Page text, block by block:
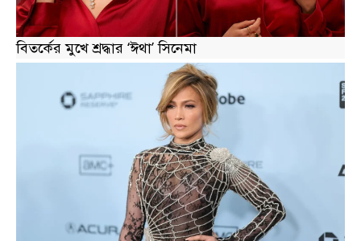
বিতর্কের মুখে শ্রদ্ধার ‘ঈথা’ সিনেমা